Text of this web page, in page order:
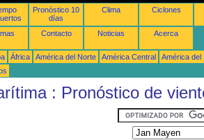
Pronóstico 10
días
Clima Ciclones
Contacto Noticias Acerca
África América del Norte América Central
América del
: Pronóstico de